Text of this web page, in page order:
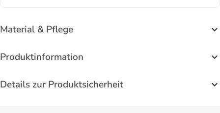
Material & Pflege
Produktinformation
Details zur Produktsicherheit